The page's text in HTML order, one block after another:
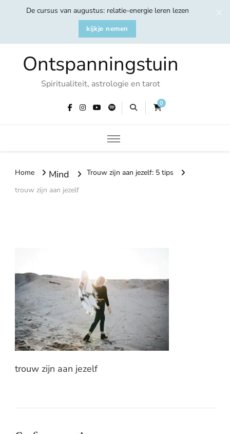
De cursus van augustus: relatie-energie leren lezen
kijkje nemen
Ontspanningstuin
Spiritualiteit, astrologie en tarot
0
Home Mind
Trouw zijn aan jezelf: 5 tips
trouw zijn aan jezelf
trouw zijn aan jezelf